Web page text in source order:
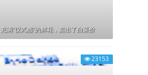
充满“仪式感”的鲜花，卖出了白菜价
23153